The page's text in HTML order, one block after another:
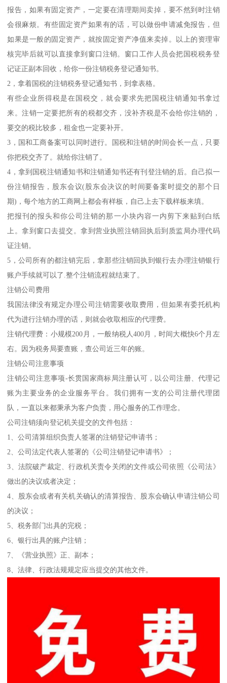
报告，如果有固定资产，一定要在清理期间卖掉，要不然到时注销
会很麻烦。有些固定资产如果有的话，可以做份申请减免报告，但
如果是一般的固定资产，就按固定资产净值来卖掉。以上的资理审
核完毕后就可以直接拿到窗口注销。窗口工作人员会把国税税务登
记证正副本回收，给你一份注销税务登记通知书。
2，拿着国税的注销税务登记通知书，到拿表格。
有些企业所得税是在国税交，就会要求先把国税注销通知书拿过
来。注销一定要把所有的税都交齐，没补齐税是不会给你注销的，
要交的税比较多，租金也一定要补开。
3，国和工商备案可以同时进行。国税和注销的时间会长一点，只要
你把税交齐了。就给你注销了。
4，拿到国税注销通知书和注销通知书还有刊登注销的后。自己拟一
份注销报告，股东会议(股东会决议的时间要备案时提交的那个日
期)，每个地方的工商网上都会有样板，自己上去下载样板来填。
把报刊的报头和你公司注销的那一小块内容一内剪下来贴到白纸
上。拿到窗口去提交。拿到营业执照注销回执后到质监局办理代码
证注销。
5，公司所有的都注销完后，拿那些注销回执到银行去办理注销银行
账户手续就可以了.整个注销流程就结束了。
注销公司费用
我国法律没有规定办理公司注销需要收取费用，但如果有委托机构
代为进行注销办理的话，则就会收取相应的代理费。
注销代理费：小规模200月，一般纳税人400月，时间大概快6个月左
右。因为税务局要查账，查公司近三年的账。
注销公司注意事项
注销公司注意事项-长贯国家商标局注册认可，以公司注册、代理记
账为主要业务的企业服务平台。我们拥有一支的公司注册代理团
队，一直以来都秉承为客户负责，用心服务的工作理念。
公司注销须向登记机关提交的文件包括：
1、公司清算组织负责人签署的注销登记申请书；
2、公司法定代表人签署的《公司注销登记申请书》；
3、法院破产裁定、行政机关责令关闭的文件或公司依照《公司法》
做出的决议或者决定；
4、股东会或者有关机关确认的清算报告、股东会确认申请注销公司
的决议；
5、税务部门出具的完税；
6、银行出具的账户注销；
7、《营业执照》正、副本；
8、法律、行政法规规定应当提交的其他文件。